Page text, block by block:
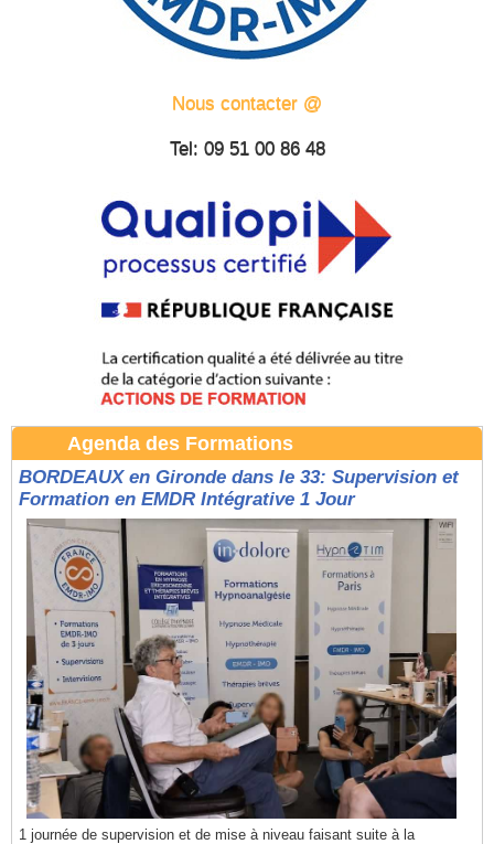
Nous contacter @
Tel: 09 51 00 86 48
Agenda des Formations
BORDEAUX en Gironde dans le 33: Supervision et
Formation en EMDR Intégrative 1 Jour
1 journée de supervision et de mise à niveau faisant suite à la